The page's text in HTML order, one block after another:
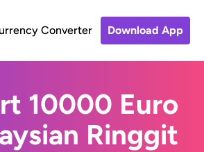
Converter Download App
10000 Euro
Ringgit